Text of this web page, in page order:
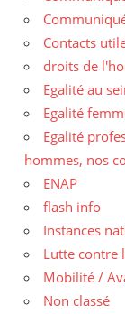
Contacts
droits de
Egalité au
Egalité
Egalité
hommes, nos
ENAP
flash info
Instances
Lutte contre
Mobilité /
Non classé